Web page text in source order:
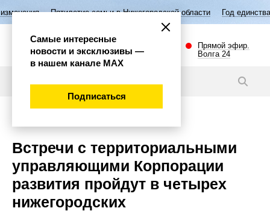
семьи в Нижегородской области Год единства народов
Прямой эфир.
Волга 24
Встречи с территориальными
управляющими Корпорации
развития пройдут в четырех
нижегородских
Самые интересные
новости и эксклюзивы —
в нашем канале МАХ
Подписаться